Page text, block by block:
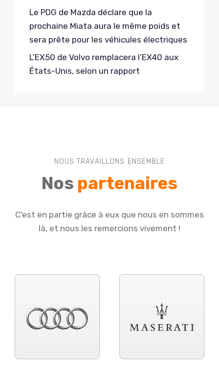
Le PDG de Mazda déclare que la
prochaine Miata aura le même poids et
sera prête pour les véhicules électriques
L’EX50 de Volvo remplacera l’EX40 aux
États-Unis, selon un rapport
NOUS TRAVAILLONS ENSEMBLE
Nos partenaires
C'est en partie grâce à eux que nous en sommes
là, et nous les remercions vivement !